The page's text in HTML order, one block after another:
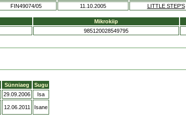
FIN49074/05 11.10.2005 LITTLE STEP'S
Mikrokiip
985120028549795
Sünniaeg
Sugu
29.09.2006 Isa
12.06.2011 Isane